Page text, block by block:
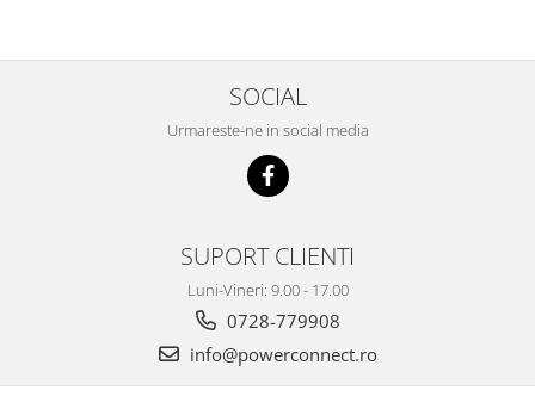
SOCIAL
Urmareste-ne in social media
SUPORT CLIENTI
Luni-Vineri: 9.00 - 17.00
0728-779908
info@powerconnect.ro